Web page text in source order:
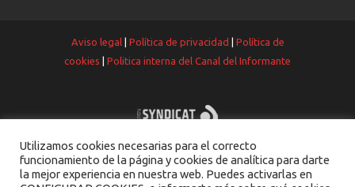
Aviso legal| Política de privacidad
Política de
cookies
Politica interna del Canal del Informante
Utilizamos cookies necesarias para el correcto
funcionamiento de la página y cookies de analítica para darte
la mejor experiencia en nuestra web. Puedes activarlas en